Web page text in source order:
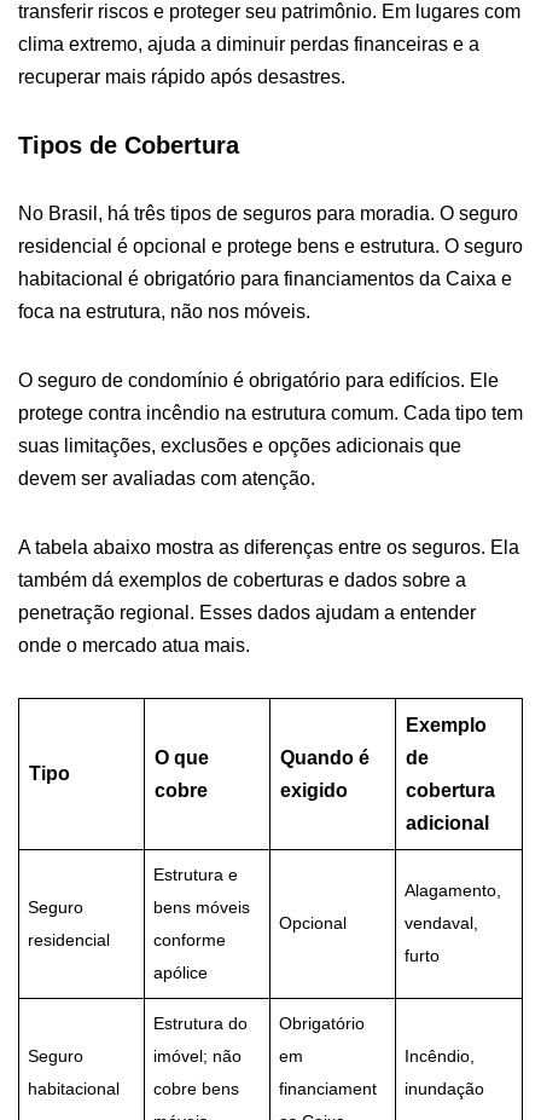
transferir riscos e proteger seu patrimônio. Em lugares com
clima extremo, ajuda a diminuir perdas financeiras e a
recuperar mais rápido após desastres.
Tipos de Cobertura
No Brasil, há três tipos de seguros para moradia. O seguro
residencial é opcional e protege bens e estrutura. O seguro
habitacional é obrigatório para financiamentos da Caixa e
foca na estrutura, não nos móveis.
O seguro de condomínio é obrigatório para edifícios. Ele
protege contra incêndio na estrutura comum. Cada tipo tem
suas limitações, exclusões e opções adicionais que
devem ser avaliadas com atenção.
A tabela abaixo mostra as diferenças entre os seguros. Ela
também dá exemplos de coberturas e dados sobre a
penetração regional. Esses dados ajudam a entender
onde o mercado atua mais.
Tipo
O que
cobre
Quando é
exigido
Exemplo
de
cobertura
adicional
Seguro
residencial
Estrutura e
bens móveis
conforme
apólice
Opcional
Alagamento,
vendaval,
furto
Seguro
habitacional
Estrutura do
imóvel; não
cobre bens
Obrigatório
em
financiament
Incêndio,
inundação